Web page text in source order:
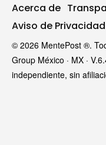
Acerca de
Aviso de Privacidad
© 2026 MentePost ®.
Group México · MX ·
independiente, sin